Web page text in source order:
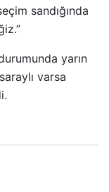
sandığında
yarın
varsa